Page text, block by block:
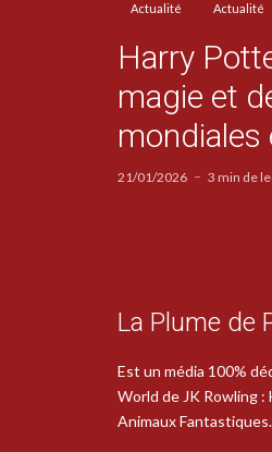
Actualité Actualité
Harry
magie et
mondiales
21/01/2026 3 min de
La Plume de
Est un média 100%
World de JK Rowling
Animaux Fantastiques.